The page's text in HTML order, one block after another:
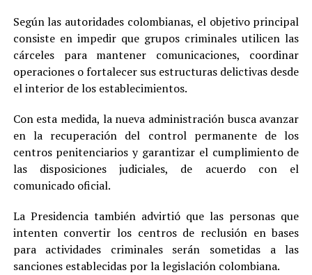
Según las autoridades colombianas, el objetivo principal
consiste en impedir que grupos criminales utilicen las
cárceles para mantener comunicaciones, coordinar
operaciones o fortalecer sus estructuras delictivas desde
el interior de los establecimientos.
Con esta medida, la nueva administración busca avanzar
en la recuperación del control permanente de los
centros penitenciarios y garantizar el cumplimiento de
las disposiciones judiciales, de acuerdo con el
comunicado oficial.
La Presidencia también advirtió que las personas que
intenten convertir los centros de reclusión en bases
para actividades criminales serán sometidas a las
sanciones establecidas por la legislación colombiana.